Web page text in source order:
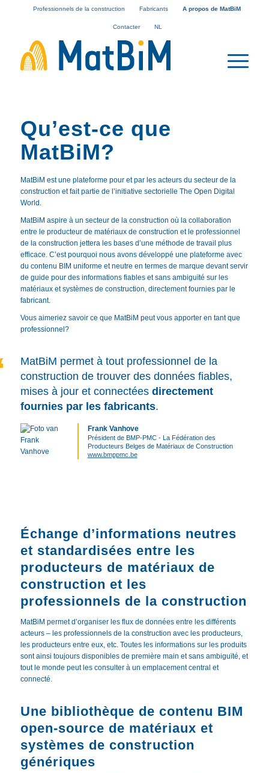
Professionnels de la construction Fabricants A propos de MatBiM
Contacter NL
Qu’est-ce que
MatBiM?
MatBiM est une plateforme pour et par les acteurs du secteur de la
construction et fait partie de l’initiative sectorielle The Open Digital
World.
MatBiM aspire à un secteur de la construction où la collaboration
entre le producteur de matériaux de construction et le professionnel
de la construction jettera les bases d’une méthode de travail plus
efficace. C’est pourquoi nous avons développé une plateforme avec
du contenu BIM uniforme et neutre en termes de marque devant servir
de guide pour des informations fiables et sans ambiguïté sur les
matériaux et systèmes de construction, directement fournies par le
fabricant.
Vous aimeriez savoir ce que MatBiM peut vous apporter en tant que
professionnel?
MatBiM permet à tout professionnel de la
construction de trouver des données fiables,
mises à jour et connectées directement
fournies par les fabricants.
Frank Vanhove
Président de BMP-PMC - La Fédération des
Producteurs Belges de Matériaux de Construction
www.bmppmc.be
Échange d’informations neutres
et standardisées entre les
producteurs de matériaux de
construction et les
professionnels de la construction
MatBiM permet d’organiser les flux de données entre les différents
acteurs – les professionnels de la construction avec les producteurs,
les producteurs entre eux, etc. Toutes les informations sur les produits
sont ainsi toujours disponibles de première main et sans ambiguïté, et
tout le monde peut les consulter à un emplacement central et
connecté.
Une bibliothèque de contenu BIM
open-source de matériaux et
systèmes de construction
génériques